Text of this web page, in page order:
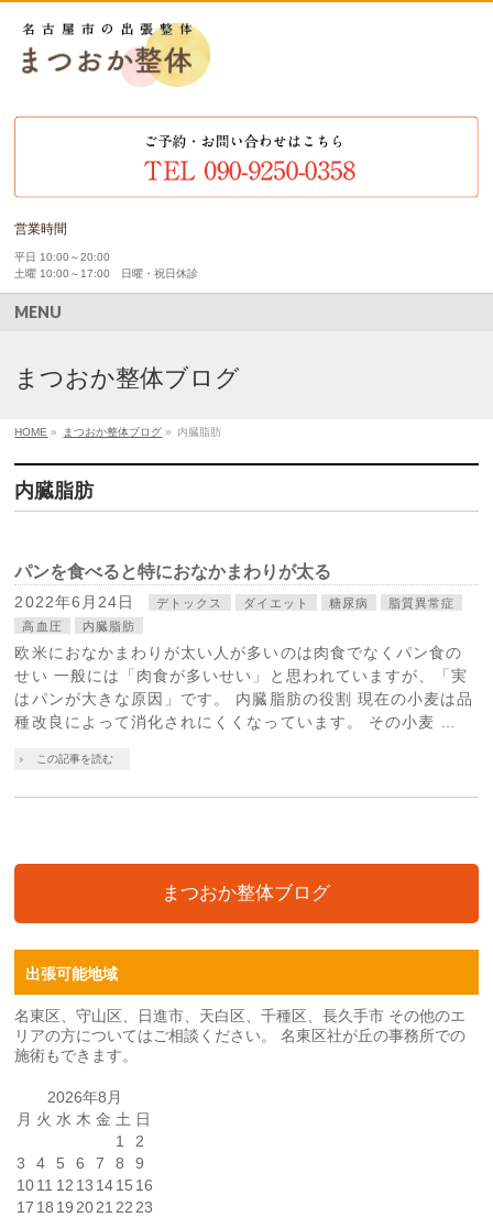
営業時間
平日 10:00～20:00
土曜 10:00～17:00 日曜・祝日休診
MENU
まつおか整体ブログ
HOME » まつおか整体ブログ » 内臓脂肪
内臓脂肪
パンを食べると特におなかまわりが太る
2022年6月24日 デトックス ダイエット 糖尿病
脂質異常症
高血圧
内臓脂肪
欧米におなかまわりが太い人が多いのは肉食でなくパン食の
せい 一般には「肉食が多いせい」と思われていますが、「実
はパンが大きな原因」です。 内臓脂肪の役割 現在の小麦は品
種改良によって消化されにくくなっています。 その小麦 …
この記事を読む
まつおか整体ブログ
出張可能地域
名東区、守山区、日進市、天白区、千種区、長久手市 その他のエ
リアの方についてはご相談ください。 名東区社が丘の事務所での
施術もできます。
2026年8月
月 火 水 木 金 土 日
1
2
3
4 5 6 7 8
9
1011 12 13 1415 16
17 18 19 2021 22 23